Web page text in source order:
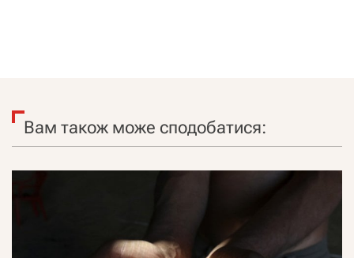
Вам також може сподобатися: